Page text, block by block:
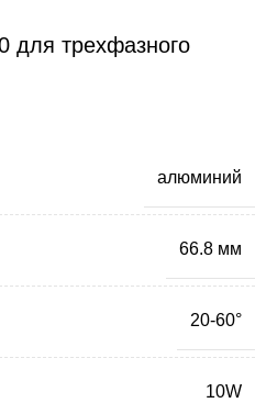
для трехфазного
алюминий
66.8 мм
20-60°
10W